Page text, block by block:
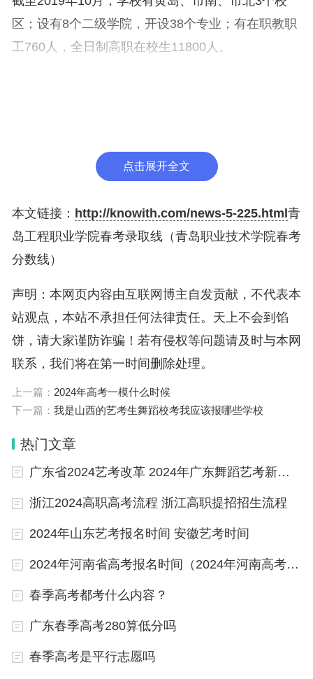
区；设有8个二级学院，开设38个专业；有在职教职
工760人，全日制高职在校生11800人。
院校创新创业示范校，世界职教院校联盟“学生支持
服务”项目卓越院校金奖，世界职教院校联盟“学习与
东省校企合作一体化办学示范院校，山东省平安校
园。
青岛职业技术学校2023录取线
青岛职业技术学校2023录取线如下：
一、青岛职业技术学院2023录取分数线（在本
省）：
青岛职业技术学院2023年在山东省（普通类普通类
青岛职业技术学院2023年在山东省（高职3+2贯通培
青岛职业技术学院2023年在山东省（高职技师合作
类二段）最低录取分数为：综合类342分。
市）：
点击展开全文
本文链接： http://knowith.com/news-5-225.html 青
岛工程职业学院春考录取线（青岛职业技术学院春考
分数线）
声明：本网页内容由互联网博主自发贡献，不代表本
站观点，本站不承担任何法律责任。天上不会到馅
饼，请大家谨防诈骗！若有侵权等问题请及时与本网
联系，我们将在第一时间删除处理。
上一篇： 2024年高考一模什么时候
下一篇： 我是山西的艺考生舞蹈校考我应该报哪些学校
热门文章
广东省2024艺考改革 2024年广东舞蹈艺考新政策
浙江2024高职高考流程 浙江高职提招招生流程
2024年山东艺考报名时间 安徽艺考时间
2024年河南省高考报名时间（2024年河南高考人数）
春季高考都考什么内容？
广东春季高考280算低分吗
春季高考是平行志愿吗